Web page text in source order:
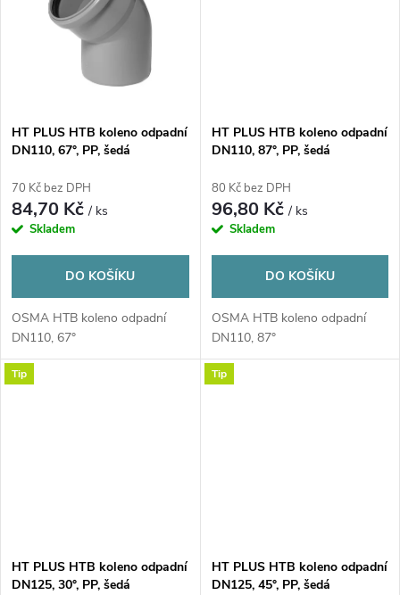
HT PLUS HTB koleno odpadní
DN110, 67°, PP, šedá
70 Kč bez DPH
84,70 Kč/ ks
Skladem
DO KOŠÍKU
OSMA HTB koleno odpadní
DN110, 67°
HT PLUS HTB koleno odpadní
DN110, 87°, PP, šedá
80 Kč bez DPH
96,80 Kč/ ks
Skladem
DO KOŠÍKU
OSMA HTB koleno odpadní
DN110, 87°
Tip
HT PLUS HTB koleno odpadní
DN125, 30°, PP, šedá
Tip
HT PLUS HTB koleno odpadní
DN125, 45°, PP, šedá